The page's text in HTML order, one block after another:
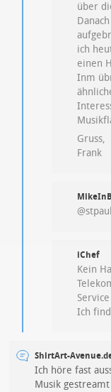
über
ich
einen
Inm
Gruss,
Frank
MikeInB
iChef
Kein
Ich
ShirtArt-
Ich höre fast
Musik